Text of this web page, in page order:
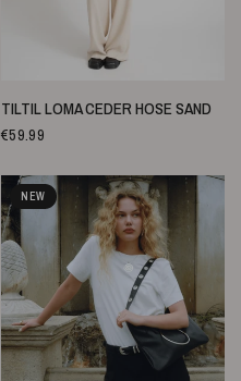
SCHNELLANSICHT
TILTIL LOMA CEDER HOSE SAND
€59.99
NEW